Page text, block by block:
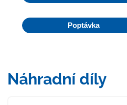
Poptávka
Náhradní díly